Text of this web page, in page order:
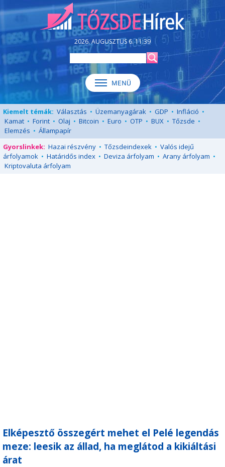
2026. AUGUSZTUS 6. 11:39
Kiemelt témák: Választás • Üzemanyagárak • GDP • Infláció •
Kamat • Forint • Olaj • Bitcoin • Euro • OTP • BUX • Tőzsde •
Elemzés • Állampapír
Gyorslinkek: Hazai részvény • Tőzsdeindexek • Valós idejű
árfolyamok • Határidős index • Deviza árfolyam • Arany árfolyam •
Kriptovaluta árfolyam
Elképesztő összegért mehet el Pelé legendás
meze: leesik az állad, ha meglátod a kikiáltási
árat